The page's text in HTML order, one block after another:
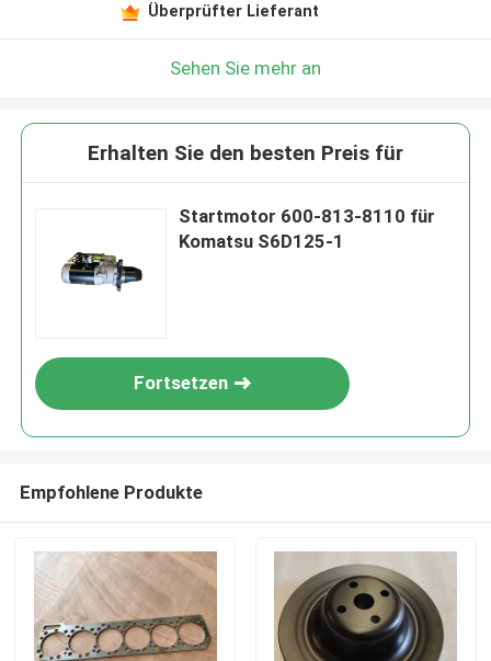
Überprüfter Lieferant
Sehen Sie mehr an
Erhalten Sie den besten Preis für
Startmotor 600-813-8110 für
Komatsu S6D125-1
Fortsetzen
Empfohlene Produkte